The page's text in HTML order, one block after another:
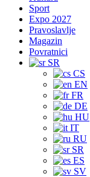
Sport
Expo 2027
Pravoslavlje
Magazin
Povratnici
SR
CS
EN
FR
DE
HU
IT
RU
SR
ES
SV